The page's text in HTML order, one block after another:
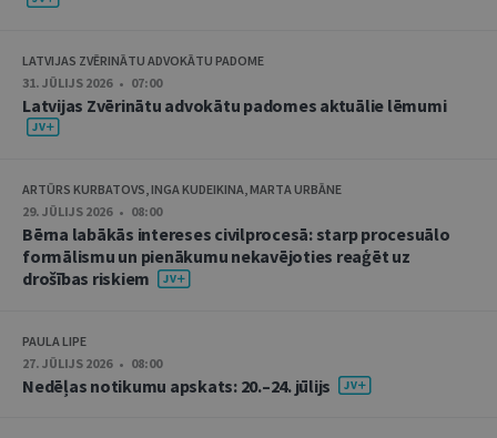
LATVIJAS ZVĒRINĀTU ADVOKĀTU PADOME
31. JŪLIJS 2026 • 07:00
Latvijas Zvērinātu advokātu padomes aktuālie lēmumi
ARTŪRS KURBATOVS, INGA KUDEIKINA, MARTA URBĀNE
29. JŪLIJS 2026 • 08:00
Bērna labākās intereses civilprocesā: starp procesuālo
formālismu un pienākumu nekavējoties reaģēt uz
drošības riskiem
PAULA LIPE
27. JŪLIJS 2026 • 08:00
Nedēļas notikumu apskats: 20.–24. jūlijs